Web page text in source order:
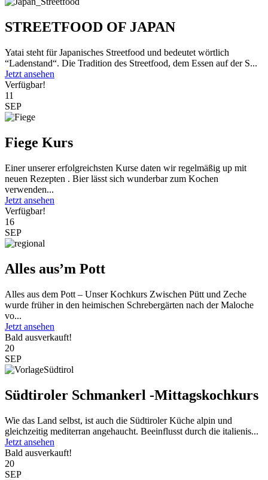
STREETFOOD OF JAPAN
Yatai steht für Japanisches Streetfood und bedeutet wörtlich
“Ladenstand“. Die Tradition des Streetfood, dem Essen auf der S...
Jetzt ansehen
Verfügbar!
11
SEP
Fiege Kurs
Einer unserer erfolgreichsten Kurse daten wir regelmäßig up mit
neuen Rezepten . Bier lässt sich wunderbar zum Kochen
verwenden...
Jetzt ansehen
Verfügbar!
16
SEP
Alles aus’m Pott
Alles aus dem Pott – Unser Kochkurs Zwischen Pütt und Zeche
wurde früher in den heimischen Schrebergärten nach der Maloche
vo...
Jetzt ansehen
Bald ausverkauft!
20
SEP
Südtiroler Schmankerl -Mittagskochkurs
Wie das Land selbst, ist auch die Südtiroler Küche alpin und
gleichzeitig mediterran angehaucht. Beeinflusst durch die italienis...
Jetzt ansehen
Bald ausverkauft!
20
SEP